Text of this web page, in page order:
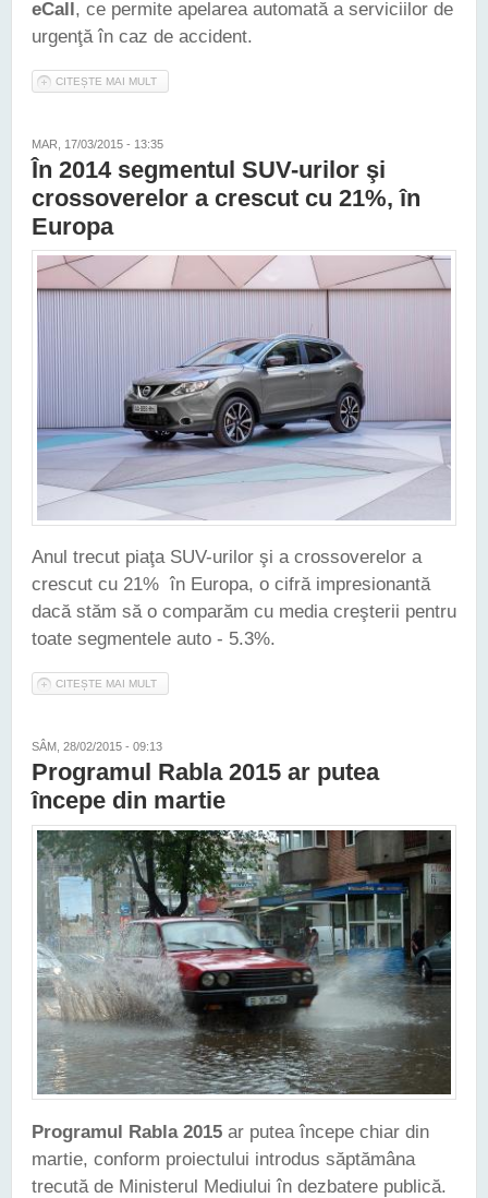
eCall , ce permite apelarea automată a serviciilor de
urgenţă în caz de accident.
CITEȘTE MAI MULT
MAR, 17/03/2015 - 13:35
În 2014 segmentul SUV-urilor şi
crossoverelor a crescut cu 21%, în
Europa
Anul trecut piaţa SUV-urilor şi a crossoverelor a
crescut cu 21% în Europa, o cifră impresionantă
dacă stăm să o comparăm cu media creşterii pentru
toate segmentele auto - 5.3%.
CITEȘTE MAI MULT
SÂM, 28/02/2015 - 09:13
Programul Rabla 2015 ar putea
începe din martie
Programul Rabla 2015 ar putea începe chiar din
martie, conform proiectului introdus săptămâna
trecută de Ministerul Mediului în dezbatere publică.